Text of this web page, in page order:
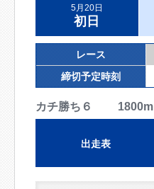
5月20日
初日
レース
締切予定時刻
カチ勝ち６ 1800m
出走表